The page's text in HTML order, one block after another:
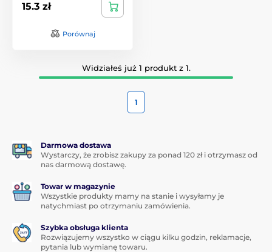
15.3 zł
Porównaj
Widziałeś już 1 produkt z 1.
1
Darmowa dostawa
Wystarczy, że zrobisz zakupy za ponad 120 zł i otrzymasz od
nas darmową dostawę.
Towar w magazynie
Wszystkie produkty mamy na stanie i wysyłamy je
natychmiast po otrzymaniu zamówienia.
Szybka obsługa klienta
Rozwiązujemy wszystko w ciągu kilku godzin, reklamacje,
pytania lub wymianę towaru.